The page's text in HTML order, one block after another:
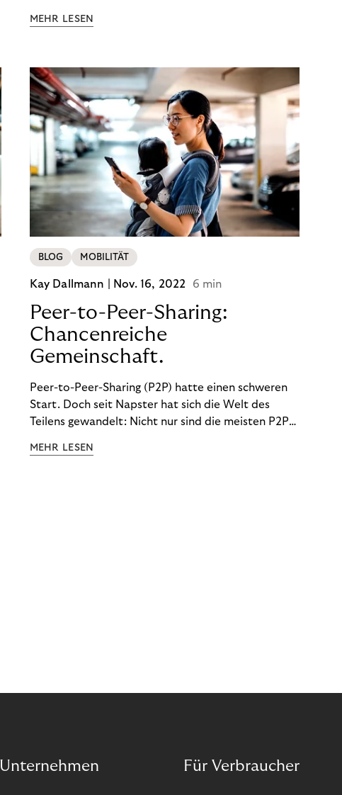
Zahlungsabwicklung echte Mehrwerte für Händler.
MEHR LESEN
BLOG MOBILITÄT
Kay Dallmann | Nov. 16, 2022 6 min
Peer-to-Peer-Sharing:
Chancenreiche
Gemeinschaft.
Peer-to-Peer-Sharing (P2P) hatte einen schweren
Start. Doch seit Napster hat sich die Welt des
Teilens gewandelt: Nicht nur sind die meisten P2P-
wird, hat sich geändert. Das bietet Unternehmen
MEHR LESEN
Unternehmen Für Verbraucher